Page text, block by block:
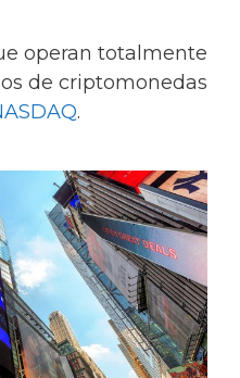
operan totalmente
de criptomonedas
.